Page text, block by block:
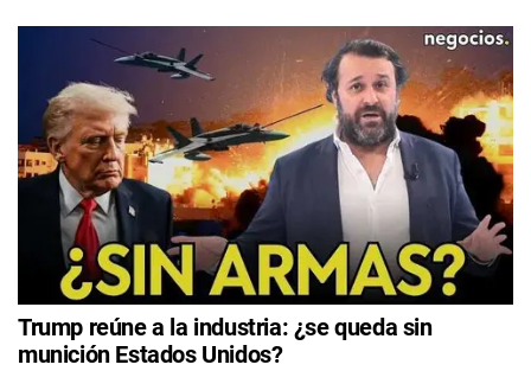
Trump reúne a la industria: ¿se queda sin
munición Estados Unidos?